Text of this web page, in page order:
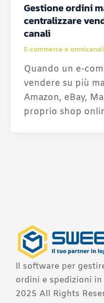
Gestione ordini
centralizzare
canali
E-commerce e
Quando un e-
vendere su più
Amazon, eBay,
proprio shop
Il software per
ordini e spedizioni in
2025 All Rights